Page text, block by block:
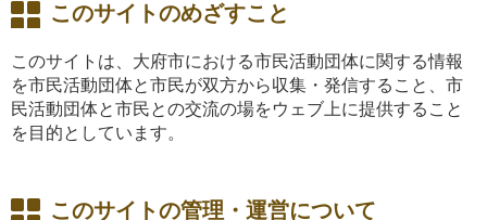
このサイトのめざすこと
このサイトは、大府市における市民活動団体に関する情報
を市民活動団体と市民が双方から収集・発信すること、市
民活動団体と市民との交流の場をウェブ上に提供すること
を目的としています。
このサイトの管理・運営について